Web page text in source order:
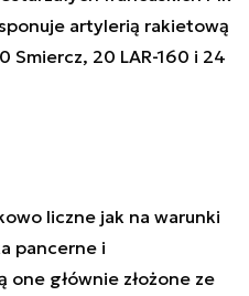
artylerią rakietową
Smiercz, 20 LAR-160 i 24
liczne jak na warunki
pancerne i
one głównie złożone ze